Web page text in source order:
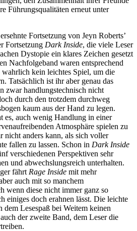
Führungsqualitäten erneut unter
Fortsetzung von Jeyn Roberts’
Fortsetzung Dark Inside, die viele Leser
Dystopie ein klares Zeichen gesetzt
Nachfolgeband waren entsprechend
kein leichtes Spiel, um die
Tatsächlich ist ihr aber genau das
zwar handlungstechnisch nicht
durch den trotzdem durchweg
kaum aus der Hand zu legen.
es, auch wenig Handlung in einer
Atmosphäre spielen zu
nicht anders kann, als sich voller
fallen zu lassen. Schon in Dark Inside
verschiedenen Perspektiven sehr
und abwechslungsreich unterhalten.
fährt Rage Inside mit mehr
auch mit so manchem
wenn diese nicht immer ganz so
einiges doch erahnen lässt. Die leichte
dem Lesespaß bei Weitem keinen
der zweite Band, dem Leser die